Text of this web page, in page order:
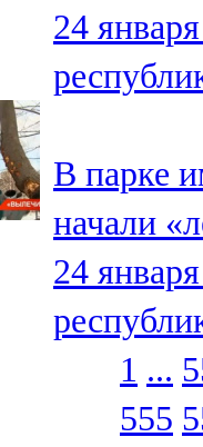
24
В парке
начали
24
1 ...
555